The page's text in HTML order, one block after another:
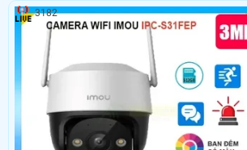
Wifi Digital chất lượng, chống ngược sáng HDR
3182